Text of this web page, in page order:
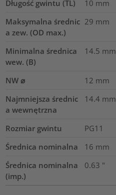
Długość gwintu (TL)
10 mm
Maksymalna średnic
a zew. (OD max.)
29 mm
Minimalna średnica
wew. (B)
14.5 mm
NW ⌀ 12 mm
Najmniejsza średnic
a wewnętrzna
14.4 mm
Rozmiar gwintu
PG11
Średnica nominalna
16 mm
Średnica nominalna
(imp.)
0.63 "